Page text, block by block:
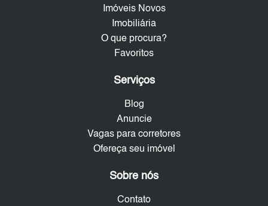
Imóveis Novos
Imobiliária
O que procura?
Favoritos
Serviços
Blog
Anuncie
Vagas para corretores
Ofereça seu imóvel
Sobre nós
Contato